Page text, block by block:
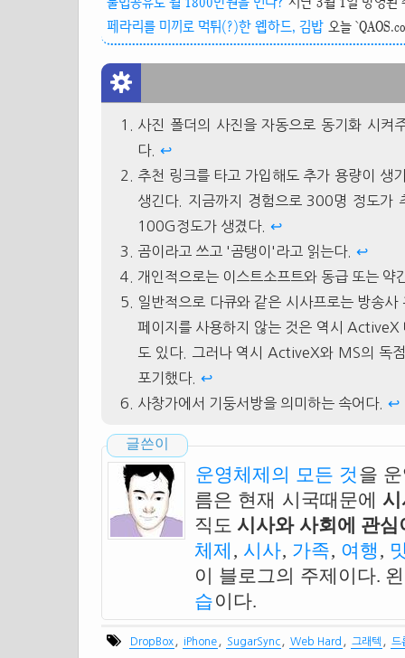
페라리를 미끼로 먹튀(?)한 웹하드, 김밥 오늘
사진 폴더의 사진을 자동으로 동기화 시켜
다. ↩
추천 링크를 타고 가입해도 추가 용량이 생
생긴다. 지금까지 경험으로 300명 정도가
100G정도가 생겼다. ↩
곰이라고 쓰고 '곰탱이'라고 읽는다. ↩
개인적으로는 이스트소프트와 동급 또는
일반적으로 다큐와 같은 시사프로는 방송
페이지를 사용하지 않는 것은 역시 ActiveX
도 있다. 그러나 역시 ActiveX와 MS의 독
포기했다. ↩
사창가에서 기둥서방을 의미하는 속어다. ↩
글쓴이
운영체제의 모든 것 을
름은 현재 시국때문에
직도 시사와 사회에 관
체제 , 시사, 가족, 여행 ,
이 블로그의 주제이다.
습이다.
DropBox iPhone SugarSync Web Hard 그래텍 드